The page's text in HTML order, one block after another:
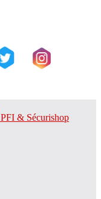
PFI & Sécurishop